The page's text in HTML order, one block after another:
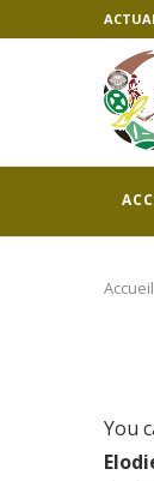
Accueil
You